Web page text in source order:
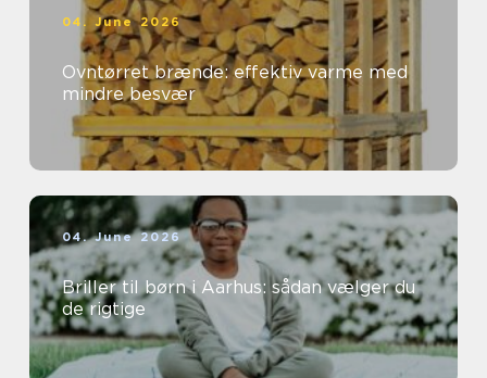
04. June 2026
Ovntørret brænde: effektiv varme med
mindre besvær
04. June 2026
Briller til børn i Aarhus: sådan vælger du
de rigtige